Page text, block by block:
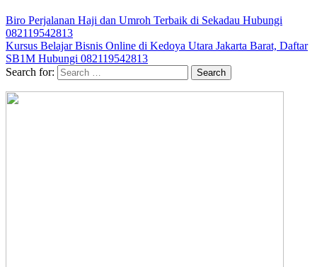
Biro Perjalanan Haji dan Umroh Terbaik di Sekadau Hubungi
082119542813
Kursus Belajar Bisnis Online di Kedoya Utara Jakarta Barat, Daftar
SB1M Hubungi 082119542813
Search for: